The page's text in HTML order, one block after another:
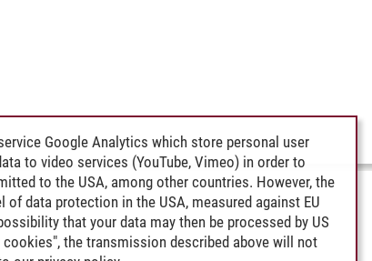
Google Analytics which store personal user
to video services (YouTube, Vimeo) in order to
to the USA, among other countries. However, the
data protection in the USA, measured against EU
that your data may then be processed by US
the transmission described above will not